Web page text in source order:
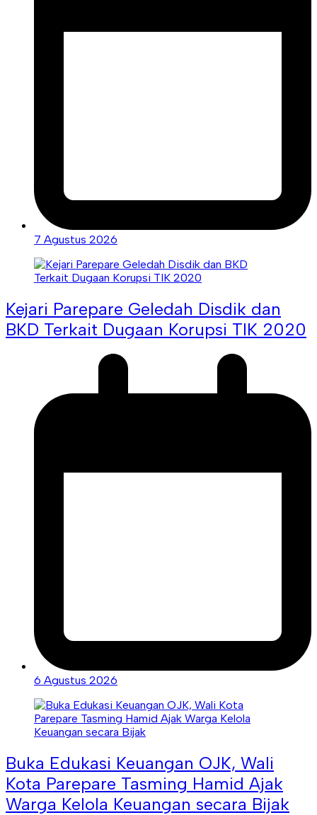
7 Agustus 2026
Kejari Parepare Geledah Disdik dan
BKD Terkait Dugaan Korupsi TIK 2020
6 Agustus 2026
Buka Edukasi Keuangan OJK, Wali
Kota Parepare Tasming Hamid Ajak
Warga Kelola Keuangan secara Bijak